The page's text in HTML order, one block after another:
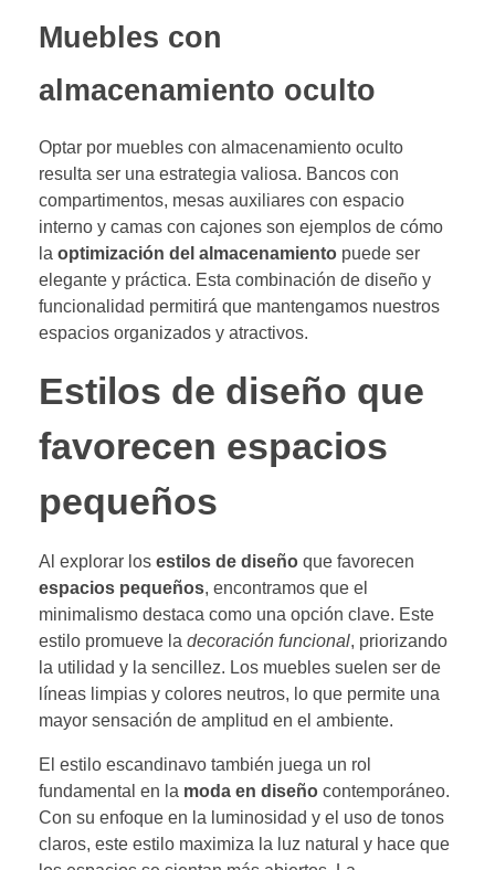
Muebles con
almacenamiento oculto
Optar por muebles con almacenamiento oculto
resulta ser una estrategia valiosa. Bancos con
compartimentos, mesas auxiliares con espacio
interno y camas con cajones son ejemplos de cómo
la optimización del almacenamiento puede ser
elegante y práctica. Esta combinación de diseño y
funcionalidad permitirá que mantengamos nuestros
espacios organizados y atractivos.
Estilos de diseño que
favorecen espacios
pequeños
Al explorar los estilos de diseño que favorecen
espacios pequeños, encontramos que el
minimalismo destaca como una opción clave. Este
estilo promueve la decoración funcional, priorizando
la utilidad y la sencillez. Los muebles suelen ser de
líneas limpias y colores neutros, lo que permite una
mayor sensación de amplitud en el ambiente.
El estilo escandinavo también juega un rol
fundamental en la moda en diseño contemporáneo.
Con su enfoque en la luminosidad y el uso de tonos
claros, este estilo maximiza la luz natural y hace que